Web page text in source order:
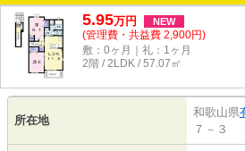
5.95万円 NEW
(管理費・共益費 2,900円)
敷：0ヶ月｜礼：1ヶ月
2階 / 2LDK / 57.07㎡
所在地
和歌山県
７－３